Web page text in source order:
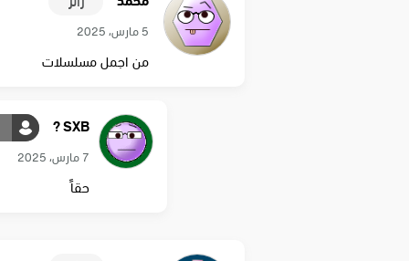
5 مارس، 2025
من اجمل مسلسلات
SXB ?
7 مارس، 2025
حقاً